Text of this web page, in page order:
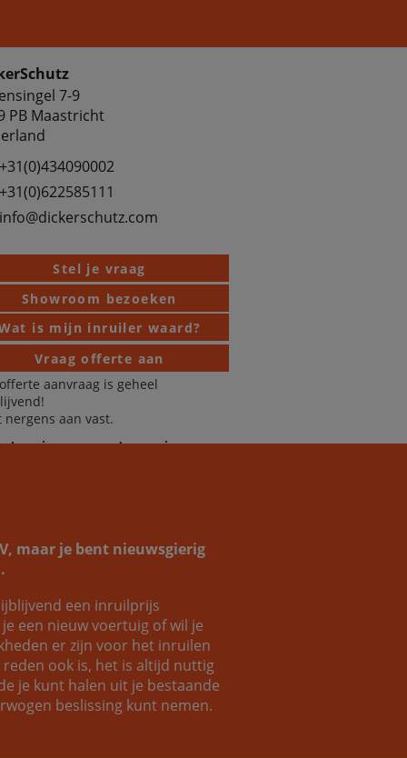
7-9
PB Maastricht
+31(0)434090002
+31(0)622585111
info@dickerschutz.com
Stel je vraag
Showroom bezoeken
is mijn inruiler waard?
Vraag offerte aan
aanvraag is geheel
nergens aan vast.
je graag verder aan jouw
Coen Luc
maar je bent nieuwsgierig
een inruilprijs
een nieuw voertuig of wil je
er zijn voor het inruilen
ook is, het is altijd nuttig
je kunt halen uit je bestaande
beslissing kunt nemen.